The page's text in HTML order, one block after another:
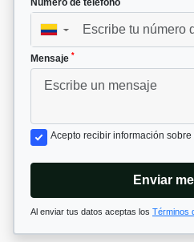
▼
Mensaje *
Acepto recibir información
Enviar
Al enviar tus datos aceptas los Términos